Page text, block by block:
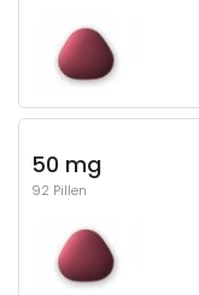
50 mg
92 Pillen